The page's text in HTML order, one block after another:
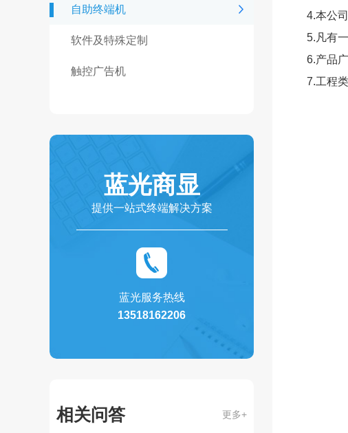
自助终端机
软件及特殊定制
触控广告机
蓝光商显
提供一站式终端解决方案
蓝光服务热线
13518162206
相关问答 更多+
4.本公
5.凡有
6.产品
7.工程